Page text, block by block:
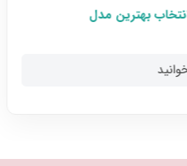
بهترین مدل